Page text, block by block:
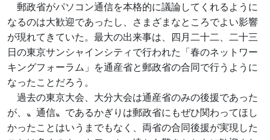
郵政省がパソコン通信を本格的に議論してくれるように
なるのは大歓迎であったし、さまざまなところでよい影響
が現れてきていた。最大の出来事は、四月二十二、二十三
日の東京サンシャインシティで行われた「春のネットワー
キングフォーラム」を通産省と郵政省の合同で行うように
なったことだろう。
過去の東京大会、大分大会は通産省のみの後援であった
が、〟通信〟であるかぎりは郵政省にもぜひ関わってほし
かったことはいうまでもなく、両省の合同後援が実現した